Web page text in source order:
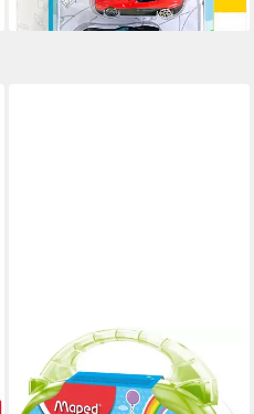
MAPED
Filzstift Mal-Set Color'Peps
Kunststoff-Box sortiert